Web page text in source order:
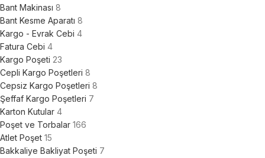
Bant Makinası 8
Bant Kesme Aparatı 8
Kargo - Evrak Cebi 4
Fatura Cebi 4
Kargo Poşeti 23
Cepli Kargo Poşetleri 8
Cepsiz Kargo Poşetleri 8
Şeffaf Kargo Poşetleri 7
Karton Kutular 4
Poşet ve Torbalar 166
Atlet Poşet 15
Bakkaliye Bakliyat Poşeti 7